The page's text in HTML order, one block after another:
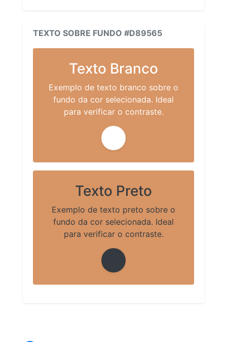
TEXTO SOBRE FUNDO #D89565
Texto Branco
Exemplo de texto branco sobre o
fundo da cor selecionada. Ideal
para verificar o contraste.
Texto Preto
Exemplo de texto preto sobre o
fundo da cor selecionada. Ideal
para verificar o contraste.